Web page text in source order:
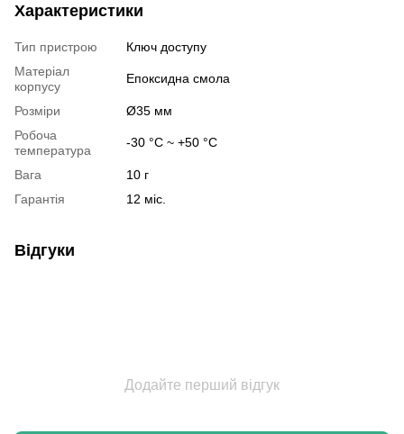
Характеристики
Тип пристрою
Ключ доступу
Матеріал
корпусу
Епоксидна смола
Розміри
Ø35 мм
Робоча
температура
-30 °C ~ +50 °C
Вага
10 г
Гарантія
12 міс.
Відгуки
Додайте перший відгук